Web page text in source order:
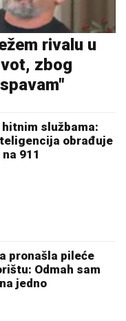
rivalu u
zbog
službama:
obrađuje
911
pronašla pileće
Odmah sam
jedno